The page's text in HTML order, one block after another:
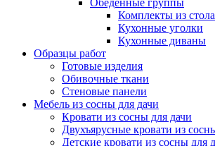
Обеденные группы
Комплекты из
Кухонные уголки
Кухонные диваны
Образцы работ
Готовые изделия
Обивочные ткани
Стеновые панели
Мебель из сосны для дачи
Кровати из сосны для дачи
Двухъярусные кровати из
Детские кровати из сосны для